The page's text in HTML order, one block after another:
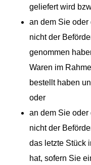
geliefert wird
an dem Sie oder
nicht der
genommen
Waren im
bestellt haben
oder
an dem Sie oder
nicht der
das letzte Stück
hat, sofern Sie